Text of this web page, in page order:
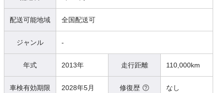
配送可能地域 全国配送可
ジャンル -
年式 2013年 走行距離 110,000km
車検有効期限 2028年5月 修復歴 なし